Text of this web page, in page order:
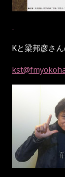
Kと梁邦彦さ